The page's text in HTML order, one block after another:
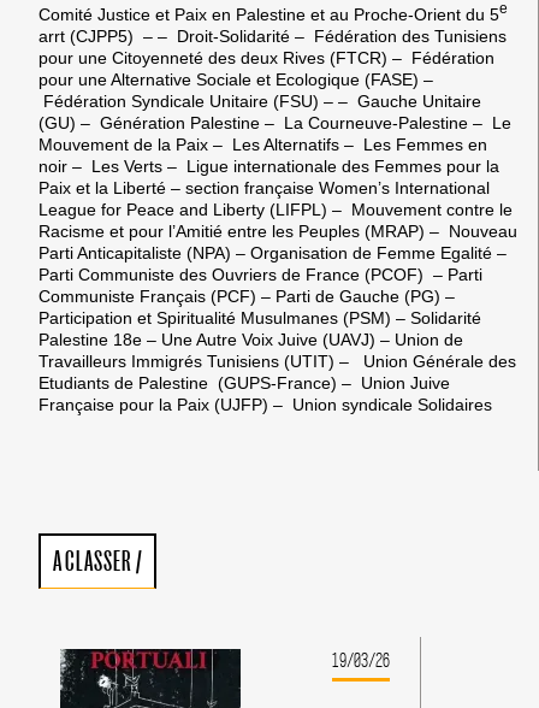
Comité Justice et Paix en Palestine et au Proche-Orient du 5e
arrt (CJPP5) – – Droit-Solidarité – Fédération des Tunisiens
pour une Citoyenneté des deux Rives (FTCR) – Fédération
pour une Alternative Sociale et Ecologique (FASE) –
Fédération Syndicale Unitaire (FSU) – – Gauche Unitaire
(GU) – Génération Palestine – La Courneuve-Palestine – Le
Mouvement de la Paix – Les Alternatifs – Les Femmes en
noir – Les Verts – Ligue internationale des Femmes pour la
Paix et la Liberté – section française Women’s International
League for Peace and Liberty (LIFPL) – Mouvement contre le
Racisme et pour l’Amitié entre les Peuples (MRAP) – Nouveau
Parti Anticapitaliste (NPA) – Organisation de Femme Egalité –
Parti Communiste des Ouvriers de France (PCOF) – Parti
Communiste Français (PCF) – Parti de Gauche (PG) –
Participation et Spiritualité Musulmanes (PSM) – Solidarité
Palestine 18e – Une Autre Voix Juive (UAVJ) – Union de
Travailleurs Immigrés Tunisiens (UTIT) – Union Générale des
Etudiants de Palestine (GUPS-France) – Union Juive
Française pour la Paix (UJFP) – Union syndicale Solidaires
A CLASSER /
19/03/26